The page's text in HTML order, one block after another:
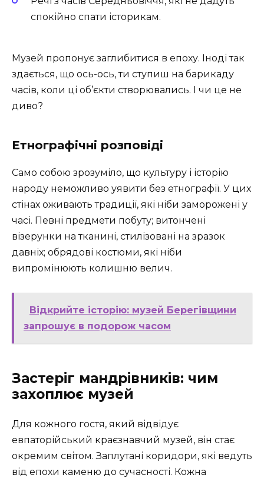
спокійно спати історикам.
Музей пропонує заглибитися в епоху. Іноді так
здається, що ось-ось, ти ступиш на барикаду
часів, коли ці об’єкти створювались. І чи це не
диво?
Етнографічні розповіді
Само собою зрозуміло, що культуру і історію
народу неможливо уявити без етнографії. У цих
стінах оживають традиції, які ніби заморожені у
часі. Певні предмети побуту; витончені
візерунки на тканині, стилізовані на зразок
давніх; обрядові костюми, які ніби
випромінюють колишню велич.
Відкрийте історію: музей Берегівщини
запрошує в подорож часом
Застеріг мандрівників: чим
захоплює музей
Для кожного гостя, який відвідує
евпаторійський краєзнавчий музей, він стає
окремим світом. Заплутані коридори, які ведуть
від епохи каменю до сучасності. Кожна